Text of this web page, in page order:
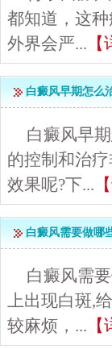
都知道，这
外界会严...
白癜风早期怎么
白癜风早
的控制和治
效果呢?下...
白癜风需要做哪
白癜风需
上出现白斑,
较麻烦，...